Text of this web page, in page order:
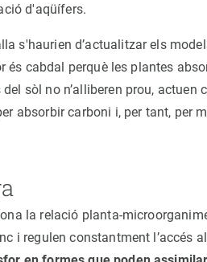
d'aqüífers.
s'haurien d’actualitzar els
cabdal perquè les plantes
sòl no n’alliberen prou, actuen
absorbir carboni i, per tant, per
la relació planta-
i regulen constantment l’accés